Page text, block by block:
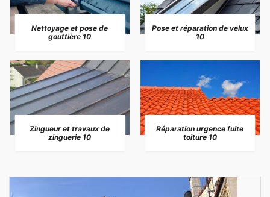
Nettoyage et pose de
gouttière 10
Pose et réparation de velux
10
Zingueur et travaux de
zinguerie 10
Réparation urgence fuite
toiture 10